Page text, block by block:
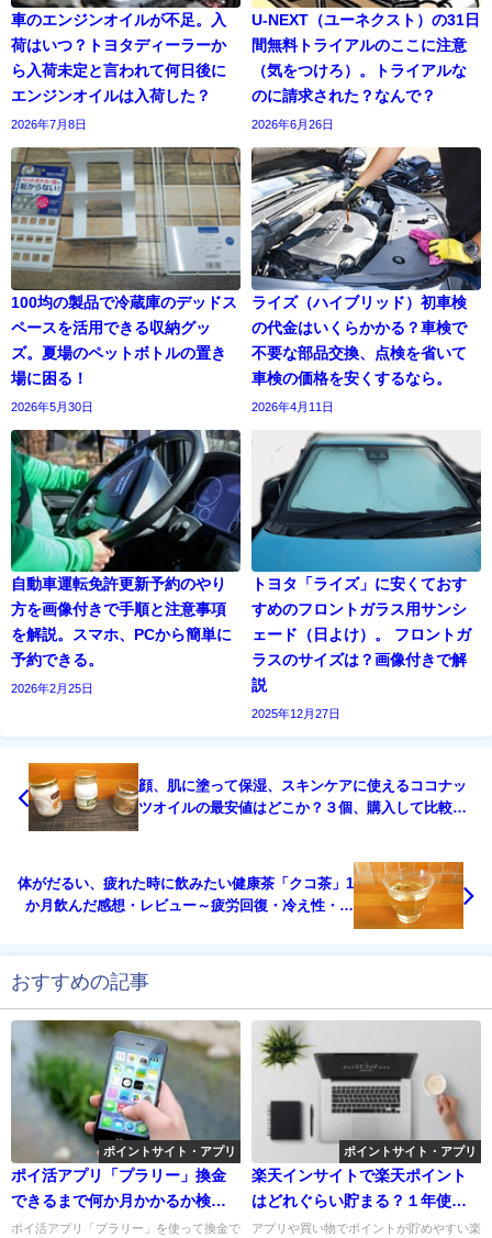
車のエンジンオイルが不足。入
荷はいつ？トヨタディーラーか
ら入荷未定と言われて何日後に
エンジンオイルは入荷した？
2026年7月8日
U-NEXT（ユーネクスト）の31日
間無料トライアルのここに注意
（気をつけろ）。トライアルな
のに請求された？なんで？
2026年6月26日
100均の製品で冷蔵庫のデッドス
ペースを活用できる収納グッ
ズ。夏場のペットボトルの置き
場に困る！
2026年5月30日
ライズ（ハイブリッド）初車検
の代金はいくらかかる？車検で
不要な部品交換、点検を省いて
車検の価格を安くするなら。
2026年4月11日
自動車運転免許更新予約のやり
方を画像付きで手順と注意事項
を解説。スマホ、PCから簡単に
予約できる。
2026年2月25日
トヨタ「ライズ」に安くておす
すめのフロントガラス用サンシ
ェード（日よけ）。 フロントガ
ラスのサイズは？画像付きで解
説
2025年12月27日
顔、肌に塗って保湿、スキンケアに使えるココナッ
ツオイルの最安値はどこか？３個、購入して比較し
体がだるい、疲れた時に飲みたい健康茶「クコ茶」1
か月飲んだ感想・レビュー～疲労回復・冷え性・生
おすすめの記事
ポイントサイト・アプリ
ポイ活アプリ「プラリー」換金
できるまで何か月かかるか検証
してみた。個人的な感想（評
ポイ活アプリ「プラリー」を使って換金で
ポイントサイト・アプリ
楽天インサイトで楽天ポイント
はどれぐらい貯まる？１年使い
続けた結果・・・
アプリや買い物でポイントが貯めやすい楽